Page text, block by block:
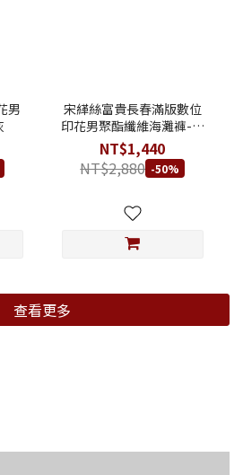
男
宋緙絲富貴長春滿版數位
印花男聚酯纖維海灘褲-花
白
NT$1,440
NT$2,880 -50%
查看更多